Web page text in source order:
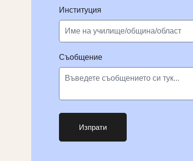
Институция
Съобщение
Изпрати